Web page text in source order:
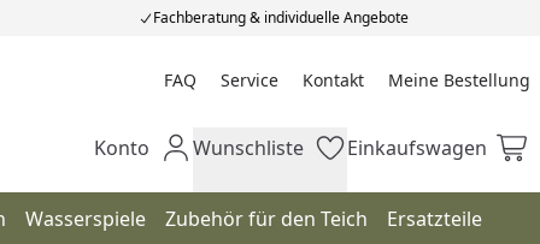
Fachberatung & individuelle Angebote
FAQ Service Kontakt Meine Bestellung
Meine Bestellung
Mein Konto
Konto Wunschliste
Wunschliste Einkaufswagen
Einkaufswagen
Wasserspiele Zubehör für den Teich Ersatzteile